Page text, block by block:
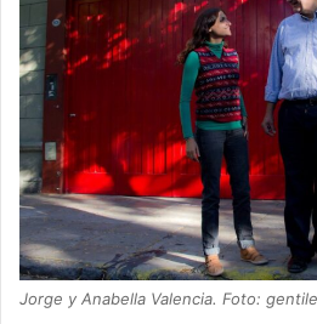
Jorge y Anabella Valencia. Foto: